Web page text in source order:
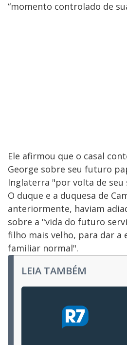
“momento controlado de
Ele afirmou que o casal
George sobre seu futuro
Inglaterra "por volta de
O duque e a duquesa de
anteriormente, haviam
sobre a "vida do futuro
filho mais velho, para dar a
familiar normal".
LEIA TAMBÉM